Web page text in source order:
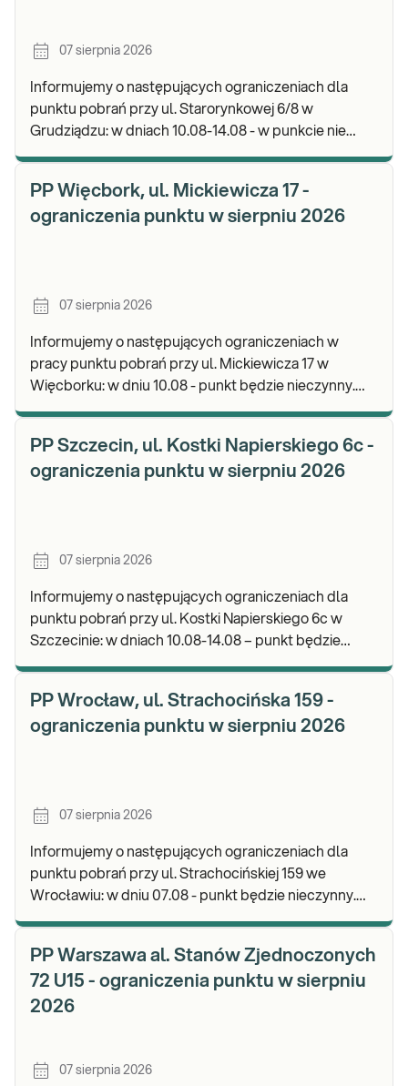
07 sierpnia 2026
Informujemy o następujących ograniczeniach dla
punktu pobrań przy ul. Starorynkowej 6/8 w
Grudziądzu: w dniach 10.08-14.08 - w punkcie nie
PP Więcbork, ul. Mickiewicza 17 -
ograniczenia punktu w sierpniu 2026
07 sierpnia 2026
Informujemy o następujących ograniczeniach w
pracy punktu pobrań przy ul. Mickiewicza 17 w
Więcborku: w dniu 10.08 - punkt będzie nieczynny.
PP Szczecin, ul. Kostki Napierskiego 6c -
ograniczenia punktu w sierpniu 2026
07 sierpnia 2026
Informujemy o następujących ograniczeniach dla
punktu pobrań przy ul. Kostki Napierskiego 6c w
Szczecinie: w dniach 10.08-14.08 – punkt będzie
PP Wrocław, ul. Strachocińska 159 -
ograniczenia punktu w sierpniu 2026
07 sierpnia 2026
Informujemy o następujących ograniczeniach dla
punktu pobrań przy ul. Strachocińskiej 159 we
Wrocławiu: w dniu 07.08 - punkt będzie nieczynny.
PP Warszawa al. Stanów Zjednoczonych
72 U15 - ograniczenia punktu w sierpniu
2026
07 sierpnia 2026